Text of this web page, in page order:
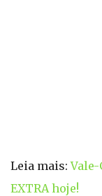
Leia mais:
EXTRA hoje!